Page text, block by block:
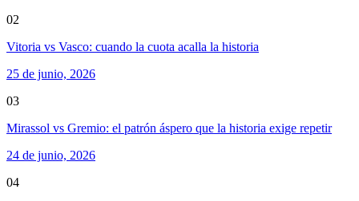
02
Vitoria vs Vasco: cuando la cuota acalla la historia
25 de junio, 2026
03
Mirassol vs Gremio: el patrón áspero que la historia exige repetir
24 de junio, 2026
04